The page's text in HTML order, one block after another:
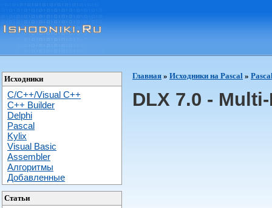
Исходники
C/C++/Visual C++
С++ Builder
Delphi
Pascal
Kylix
Visual Basic
Assembler
Алгоритмы
Добавленные
Статьи
Главная » Исходники на Pascal »
DLX 7.0 -